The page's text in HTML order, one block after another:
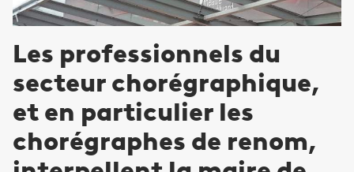
Les professionnels du
secteur chorégraphique,
et en particulier les
chorégraphes de renom,